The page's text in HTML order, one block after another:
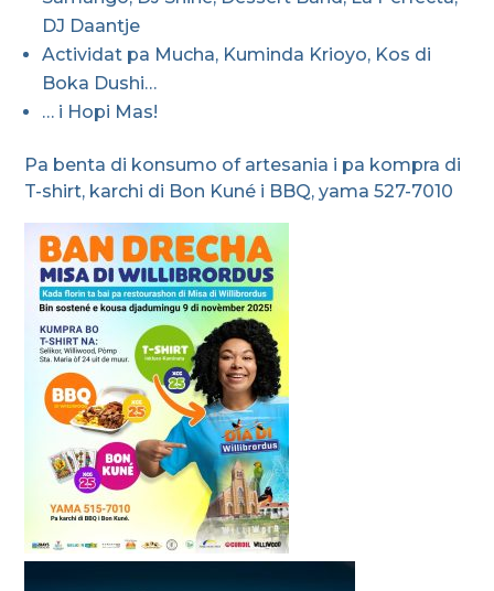
DJ Daantje
Actividat pa Mucha, Kuminda Krioyo, Kos di
Boka Dushi…
… i Hopi Mas!
Pa benta di konsumo of artesania i pa kompra di
T-shirt, karchi di Bon Kuné i BBQ, yama 527-7010